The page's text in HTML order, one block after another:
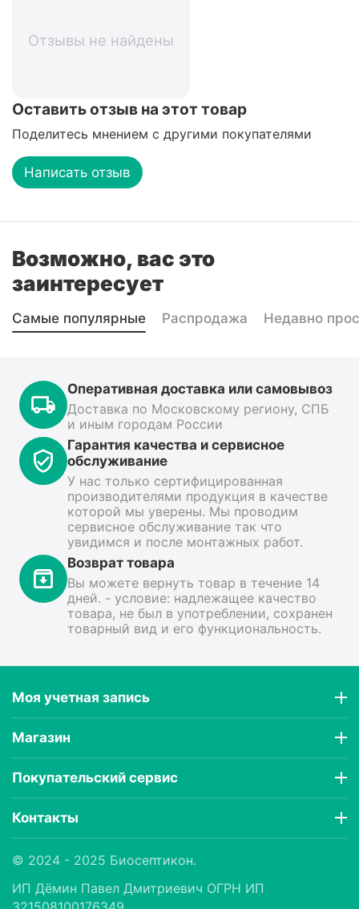
Отзывы не найдены
Оставить отзыв на этот товар
Поделитесь мнением с другими покупателями
Написать отзыв
Возможно, вас это
заинтересует
Самые популярные Распродажа Недавно
Оперативная доставка или самовывоз
Доставка по Московскому региону, СПБ
и иным городам России
Гарантия качества и сервисное
обслуживание
У нас только сертифицированная
производителями продукция в качестве
которой мы уверены. Мы проводим
сервисное обслуживание так что
увидимся и после монтажных работ.
Возврат товара
Вы можете вернуть товар в течение 14
дней. - условие: надлежащее качество
товара, не был в употреблении, сохранен
товарный вид и его функциональность.
Моя учетная запись
Магазин
Покупательский сервис
Контакты
© 2024 - 2025 Биосептикон.
ИП Дëмин Павел Дмитриевич ОГРН ИП